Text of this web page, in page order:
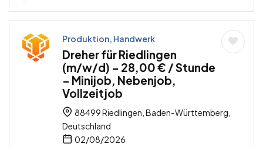
Produktion, Handwerk
Dreher für Riedlingen
(m/w/d) – 28,00 € / Stunde
– Minijob, Nebenjob,
Vollzeitjob
88499 Riedlingen, Baden-Württemberg,
Deutschland
02/08/2026